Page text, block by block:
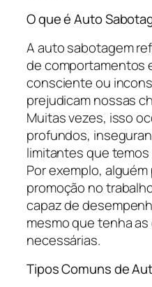
O que é Auto
A auto sabotagem
de comportamentos
consciente ou
prejudicam nossas
Muitas vezes, isso
profundos,
limitantes que
Por exemplo,
promoção no
capaz de
mesmo que tenha
necessárias.
Tipos Comuns de